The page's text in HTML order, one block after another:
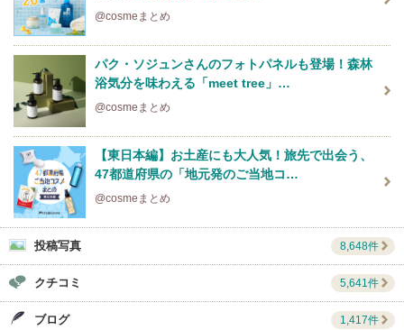
@cosmeまとめ
パク・ソジュンさんのフォトパネルも登場！森林
浴気分を味わえる「meet tree」…
@cosmeまとめ
【東日本編】お土産にも大人気！旅先で出会う、
47都道府県の「地元発のご当地コ…
@cosmeまとめ
投稿写真 8,648件
クチコミ 5,641件
ブログ 1,417件